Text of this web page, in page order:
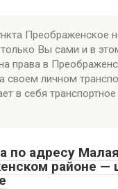
Преображенское
Вы сами и в
права в
своем личном
в себя
по адресу
районе —